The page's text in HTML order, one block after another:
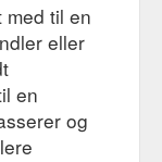
med til en
eller
en
og